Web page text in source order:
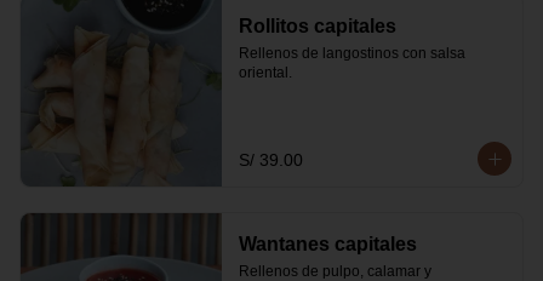
Rollitos capitales
Rellenos de langostinos con salsa
oriental.
S/ 39.00
Wantanes capitales
Rellenos de pulpo, calamar y